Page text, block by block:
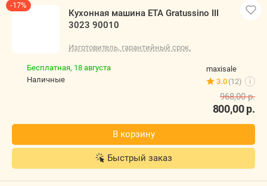
-17%
Кухонная машина ETA Gratussino III
3023 90010
Изготовитель, гарантийный срок.
maxisale
3.0 (12) i
Бесплатная, 18 августа
наличные
800,00р.
968,00р.
В корзину
Быстрый заказ